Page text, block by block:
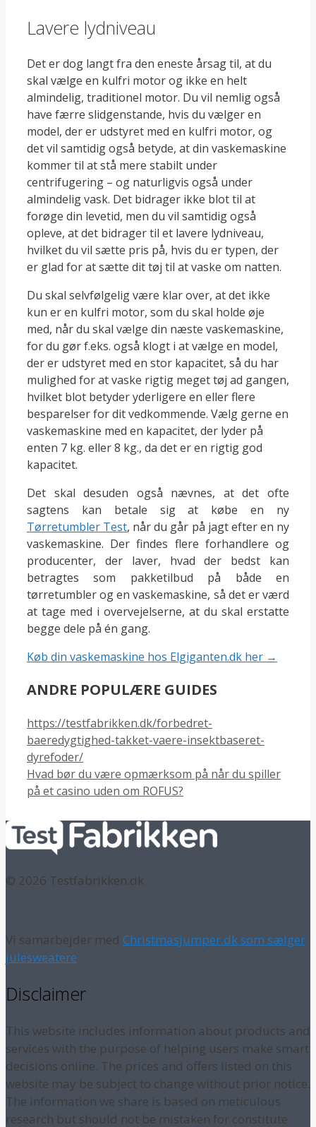
Lavere lydniveau
Det er dog langt fra den eneste årsag til, at du
skal vælge en kulfri motor og ikke en helt
almindelig, traditionel motor. Du vil nemlig også
have færre slidgenstande, hvis du vælger en
model, der er udstyret med en kulfri motor, og
det vil samtidig også betyde, at din vaskemaskine
kommer til at stå mere stabilt under
centrifugering – og naturligvis også under
almindelig vask. Det bidrager ikke blot til at
forøge din levetid, men du vil samtidig også
opleve, at det bidrager til et lavere lydniveau,
hvilket du vil sætte pris på, hvis du er typen, der
er glad for at sætte dit tøj til at vaske om natten.
Du skal selvfølgelig være klar over, at det ikke
kun er en kulfri motor, som du skal holde øje
med, når du skal vælge din næste vaskemaskine,
for du gør f.eks. også klogt i at vælge en model,
der er udstyret med en stor kapacitet, så du har
mulighed for at vaske rigtig meget tøj ad gangen,
hvilket blot betyder yderligere en eller flere
besparelser for dit vedkommende. Vælg gerne en
vaskemaskine med en kapacitet, der lyder på
enten 7 kg. eller 8 kg., da det er en rigtig god
kapacitet.
Det skal desuden også nævnes, at det ofte
sagtens kan betale sig at købe en ny
Tørretumbler Test, når du går på jagt efter en ny
vaskemaskine. Der findes flere forhandlere og
producenter, der laver, hvad der bedst kan
betragtes som pakketilbud på både en
tørretumbler og en vaskemaskine, så det er værd
at tage med i overvejelserne, at du skal erstatte
begge dele på én gang.
Køb din vaskemaskine hos Elgiganten.dk her →
ANDRE POPULÆRE GUIDES
https://testfabrikken.dk/forbedret-
baeredygtighed-takket-vaere-insektbaseret-
dyrefoder/
Hvad bør du være opmærksom på når du spiller
på et casino uden om ROFUS?
© 2026 Testfabrikken.dk
Vi samarbejder med Christmasjumper.dk som sælger
julesweatere
Disclaimer
This website includes information about products and
services with the purpose of helping users make smart
decisions online. The prices and offers listed on this
website may be subject to change without prior notice.
The information we share is based on meticulous
research but should not be mistaken for constitute